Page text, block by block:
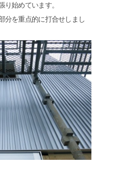
り始めています。
分を重点的に打合せしまし